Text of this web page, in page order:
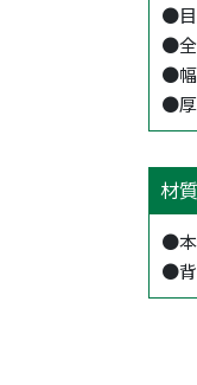
●目
●全
●
●
材質
●本
●背